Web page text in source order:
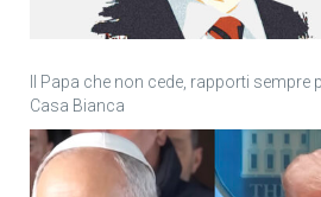
Il Papa che non cede, rapporti sempre
Casa Bianca